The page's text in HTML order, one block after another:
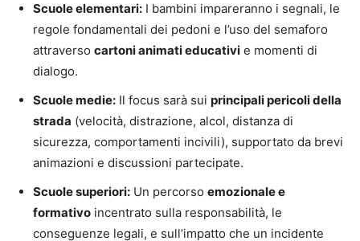
Scuole elementari: I bambini impareranno i segnali, le
regole fondamentali dei pedoni e l’uso del semaforo
attraverso cartoni animati educativi e momenti di
dialogo.
Scuole medie: Il focus sarà sui principali pericoli della
strada (velocità, distrazione, alcol, distanza di
sicurezza, comportamenti incivili), supportato da brevi
animazioni e discussioni partecipate.
Scuole superiori: Un percorso emozionale e
formativo incentrato sulla responsabilità, le
conseguenze legali, e sull’impatto che un incidente